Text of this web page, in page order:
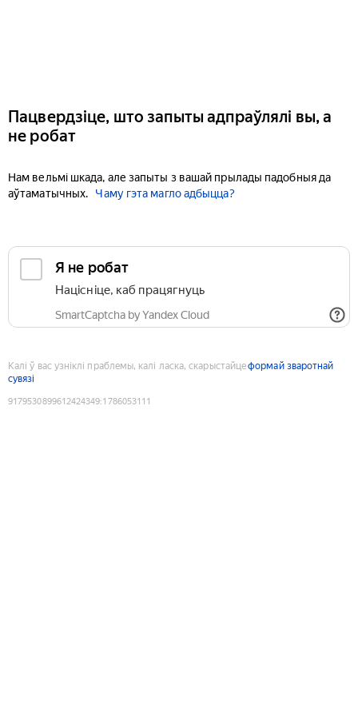
Пацвердзіце, што запыты адпраўлялі вы, а
не робат
Нам вельмі шкада, але запыты з вашай прылады падобныя да
аўтаматычных.
Чаму гэта магло адбыцца?
Я не робат
Націсніце, каб працягнуць
SmartCaptcha by Yandex Cloud
Калі ў вас узніклі праблемы, калі ласка, скарыстайцеформай зваротнай
сувязі
9179530899612424349:1786053111